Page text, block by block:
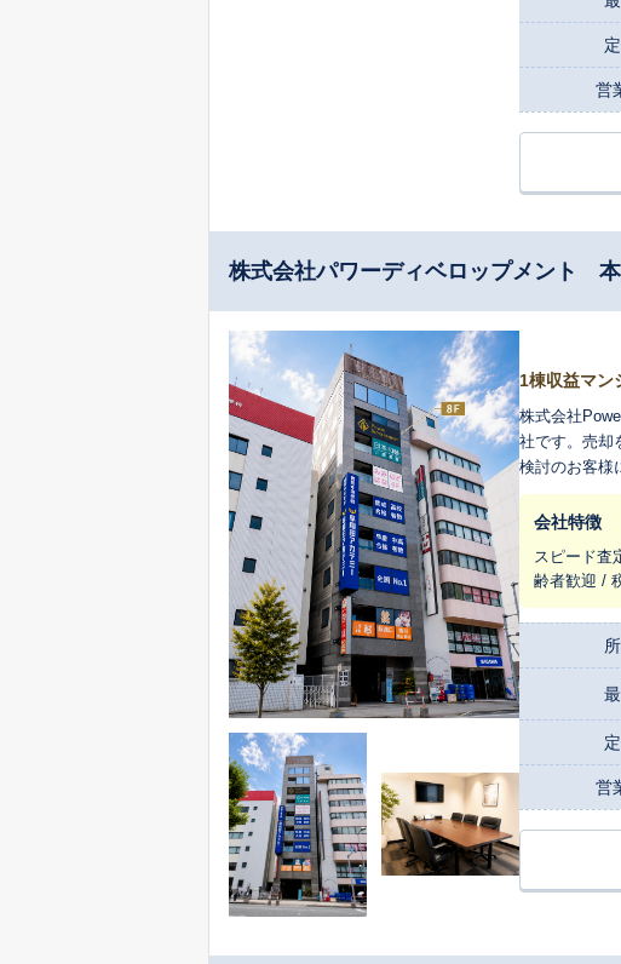
営
株式会社パワーディベロップメント
1棟収益マン
株式会社
社です。売却
検討のお客様
るため、安心
す。
会社特徴
スピード査
齢者歓迎 /
営